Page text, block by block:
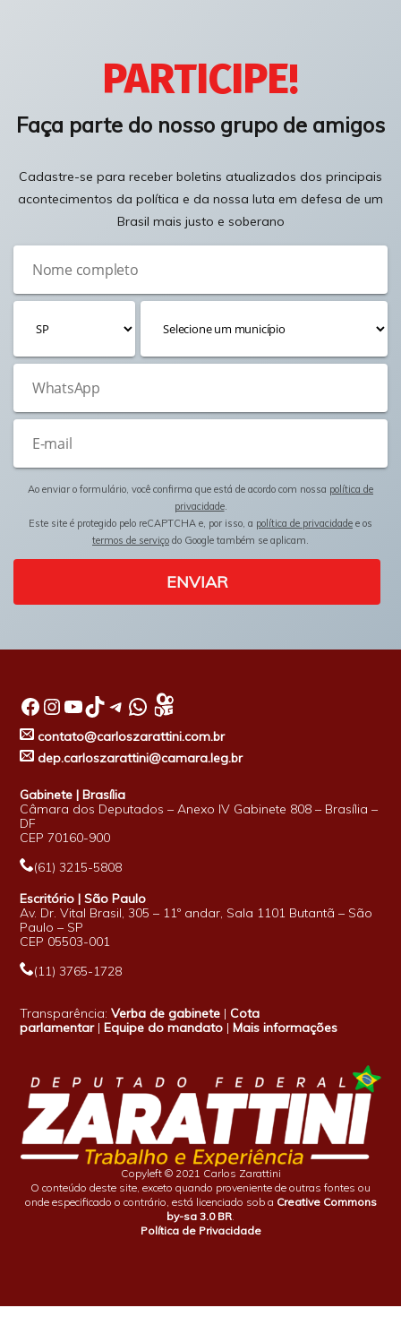
PARTICIPE!
Faça parte do nosso grupo de amigos
Cadastre-se para receber boletins atualizados dos principais
acontecimentos da política e da nossa luta em defesa de um
Brasil mais justo e soberano
Ao enviar o formulário, você confirma que está de acordo com nossa política de
privacidade.
Este site é protegido pelo reCAPTCHA e, por isso, a política de privacidade e os
termos de serviço do Google também se aplicam.
ENVIAR
Facebook InstagramYoutube TikTok Telegram WhatsApp
contato@carloszarattini.com.br
dep.carloszarattini@camara.leg.br
Gabinete | Brasília
Câmara dos Deputados – Anexo IV Gabinete 808 – Brasília –
DF
CEP 70160-900
(61) 3215-5808
Escritório | São Paulo
Av. Dr. Vital Brasil, 305 – 11º andar, Sala 1101 Butantã – São
Paulo – SP
CEP 05503-001
(11) 3765-1728
Transparência:Verba de gabinete |Cota
parlamentar|Equipe do mandato |Mais informações
Copyleft © 2021 Carlos Zarattini
O conteúdo deste site, exceto quando proveniente de outras fontes ou
onde especificado o contrário, está licenciado sob a Creative Commons
by-sa 3.0 BR
Política de Privacidade